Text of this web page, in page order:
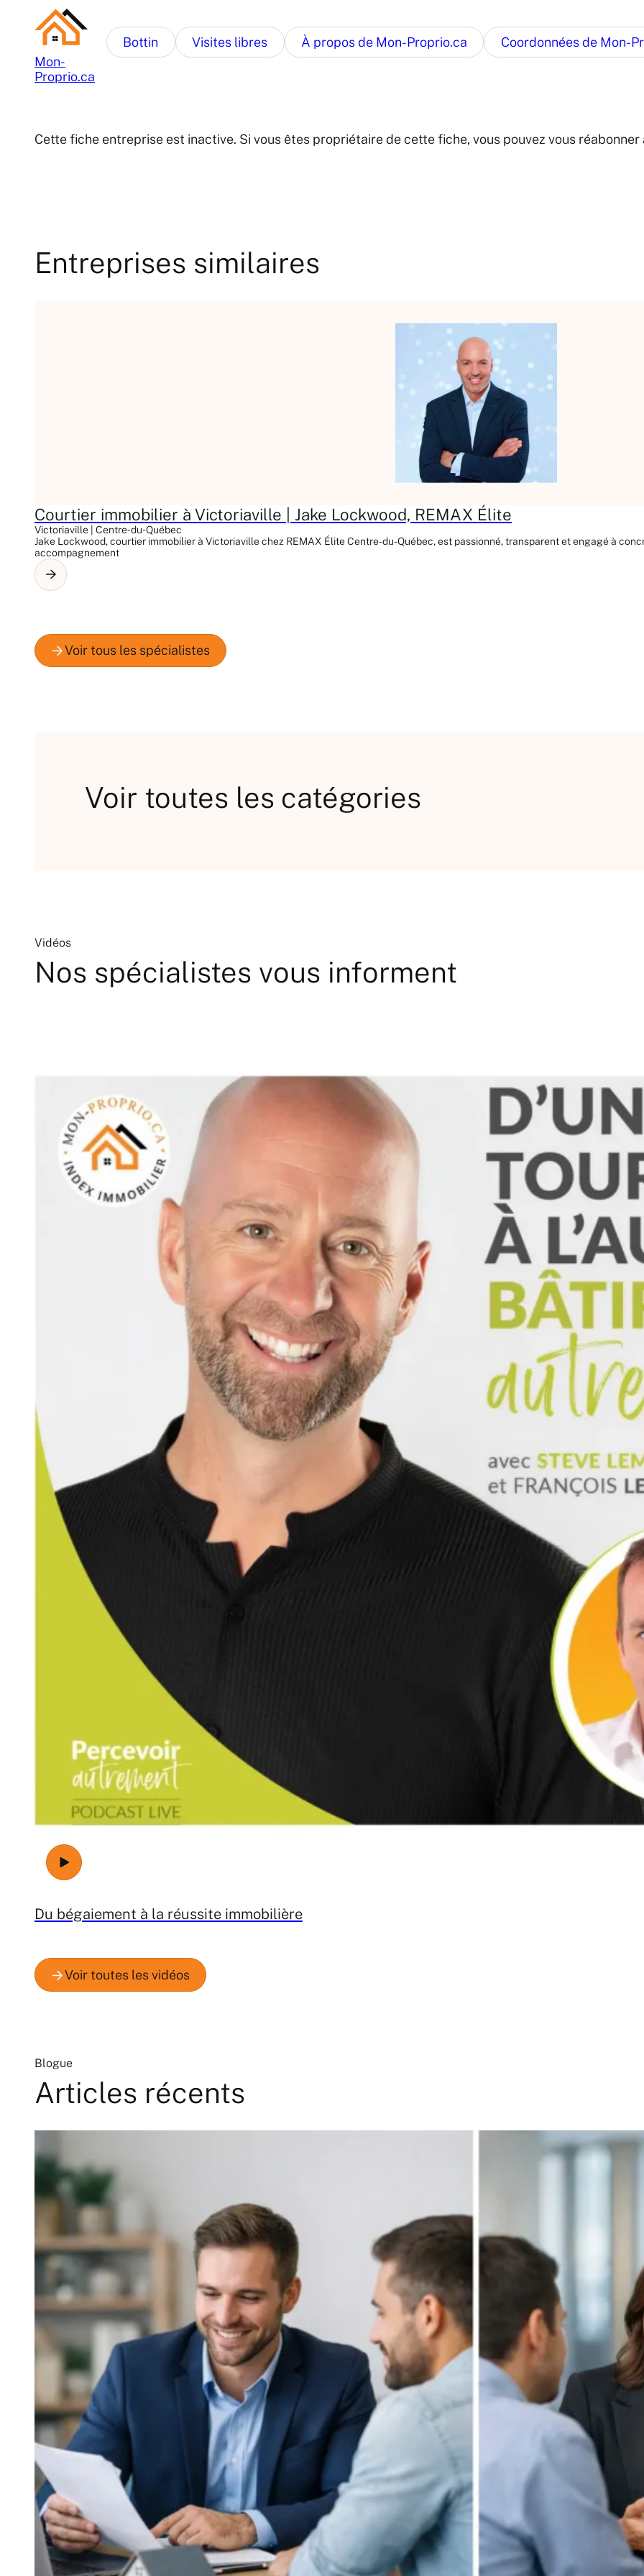
Mon-
Proprio.ca
Bottin Visites libres À propos de Mon-Proprio.ca Coordonnées de Mon-
Cette fiche entreprise est inactive. Si vous êtes propriétaire de cette fiche, vous pouvez vous
Entreprises similaires
Courtier immobilier à Victoriaville | Jake Lockwood, REMAX Élite
Victoriaville | Centre‑du‑Québec
Jake Lockwood, courtier immobilier à Victoriaville chez REMAX Élite Centre-du-Québec, est passionné, transparent et engagé à
accompagnement
Voir toutes les catégories
Vidéos
Nos spécialistes vous informent
Du bégaiement à la réussite immobilière
Blogue
Articles récents